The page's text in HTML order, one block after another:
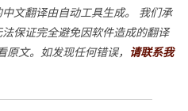
文翻译由自动工具生成。 我们承
保证完全避免因软件造成的翻译
文。如发现任何错误， 请联系我